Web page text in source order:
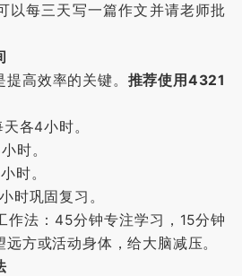
每三天写一篇作文并请老师批
高效率的关键。 推荐使用4321
各4小时。
时。
时。
巩固复习。
法：45分钟专注学习，15分钟
方或活动身体，给大脑减压。